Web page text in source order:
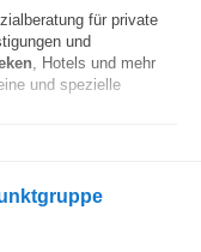
für private
und
, Hotels und mehr
und spezielle